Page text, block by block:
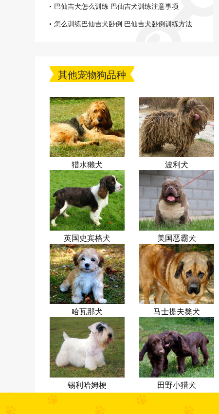
技巧
巴仙吉犬怎么训练 巴仙吉犬训练注意事项
怎么训练巴仙吉犬卧倒 巴仙吉犬卧倒训练方法
其他宠物狗品种
猎水獭犬 波利犬
英国史宾格犬 美国恶霸犬
哈瓦那犬 马士提夫獒犬
锡利哈姆梗 田野小猎犬